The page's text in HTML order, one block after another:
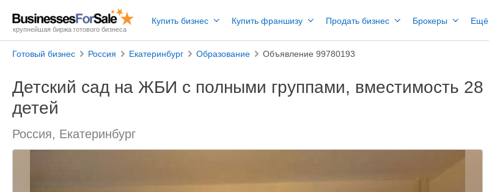
крупнейшая биржа готового бизнеса
Купить бизнес Купить франшизу Продать бизнес Брокеры Ещё
Готовый бизнес Россия Екатеринбург Образование Объявление 99780193
Детский сад на ЖБИ с полными группами, вместимость 28
детей
Россия, Екатеринбург